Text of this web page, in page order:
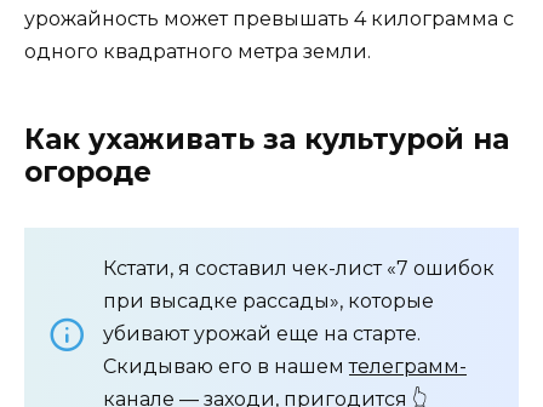
урожайность может превышать 4 килограмма с
одного квадратного метра земли.
Как ухаживать за культурой на
огороде
Кстати, я составил чек-лист «7 ошибок
при высадке рассады», которые
убивают урожай еще на старте.
Скидываю его в нашемтелеграмм-
канале — заходи, пригодится 👆